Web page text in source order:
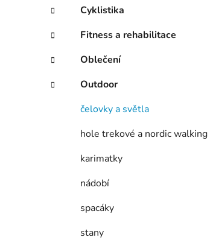
a
n
í
p
a
r
e
Cyklistika
Fitness a rehabilitace
Oblečení
Outdoor
čelovky a světla
hole trekové a nordic walking
karimatky
nádobí
spacáky
stany